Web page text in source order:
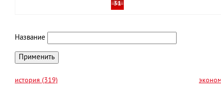
31
Название
история (319)